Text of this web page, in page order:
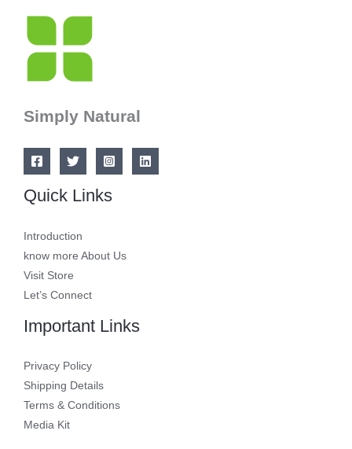
Simply Natural
Quick Links
Introduction
know more About Us
Visit Store
Let’s Connect
Important Links
Privacy Policy
Shipping Details
Terms & Conditions
Media Kit